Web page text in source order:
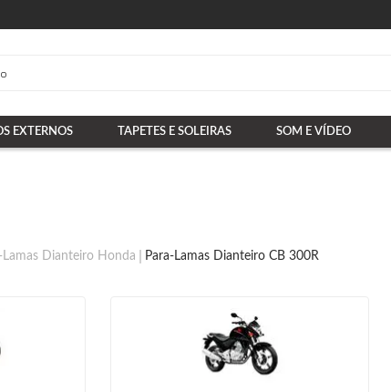
EXTERNOS TAPETES E SOLEIRAS SOM E VÍDEO
Lamas Dianteiro Honda Para-Lamas Dianteiro CB 300R